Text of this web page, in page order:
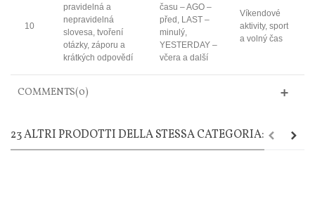
10
pravidelná a
nepravidelná
slovesa, tvoření
otázky, záporu a
krátkých odpovědí
času – AGO –
před, LAST –
minulý,
YESTERDAY –
včera a další
Víkendové
aktivity, sport
a volný čas
COMMENTS(0)
23 ALTRI PRODOTTI DELLA STESSA CATEGORIA: